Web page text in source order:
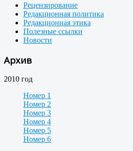
Рецензирование
Редакционная политика
Редакционная этика
Полезные ссылки
Новости
Архив
2010 год
Номер 1
Номер 2
Номер 3
Номер 4
Номер 5
Номер 6